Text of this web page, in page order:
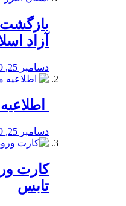
آزاد
دسامبر 25, 2019
دسامبر 25, 2019
کارت
تابس